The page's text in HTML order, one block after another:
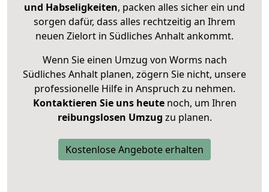
und Habseligkeiten, packen alles sicher ein und
sorgen dafür, dass alles rechtzeitig an Ihrem
neuen Zielort in Südliches Anhalt ankommt.
Wenn Sie einen Umzug von Worms nach
Südliches Anhalt planen, zögern Sie nicht, unsere
professionelle Hilfe in Anspruch zu nehmen.
Kontaktieren Sie uns heutenoch, um Ihren
reibungslosen Umzug zu planen.
Kostenlose Angebote erhalten